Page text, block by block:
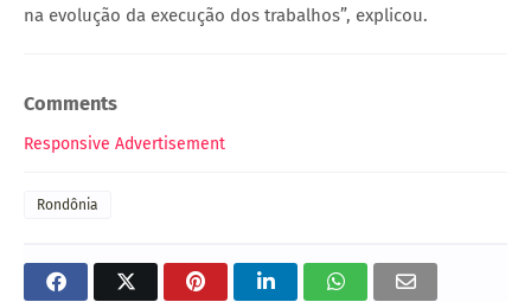
na evolução da execução dos trabalhos”, explicou.
Comments
Responsive Advertisement
Rondônia